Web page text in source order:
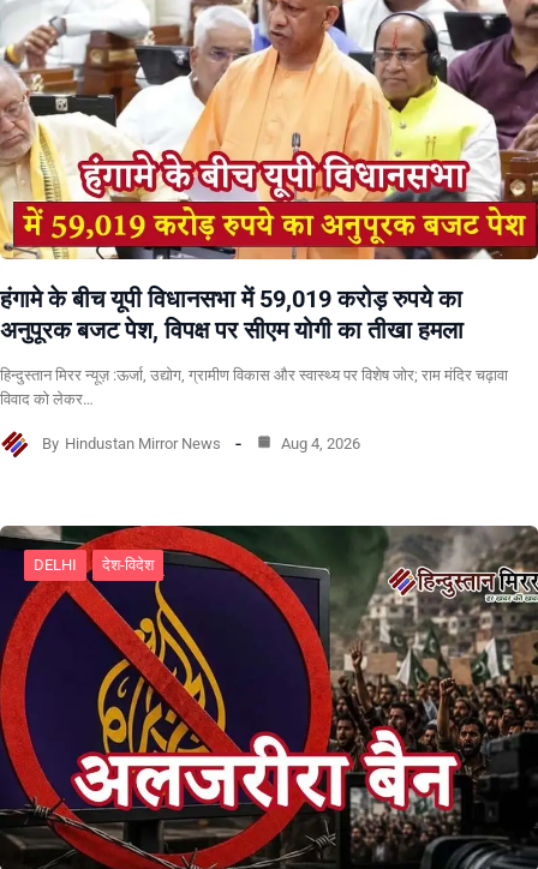
हंगामे के बीच यूपी विधानसभा में 59,019 करोड़ रुपये का
अनुपूरक बजट पेश, विपक्ष पर सीएम योगी का तीखा हमला
हिन्दुस्तान मिरर न्यूज़ :ऊर्जा, उद्योग, ग्रामीण विकास और स्वास्थ्य पर विशेष जोर; राम मंदिर चढ़ावा
विवाद को लेकर…
By Hindustan Mirror News Aug 4, 2026
DELHI देश-विदेश